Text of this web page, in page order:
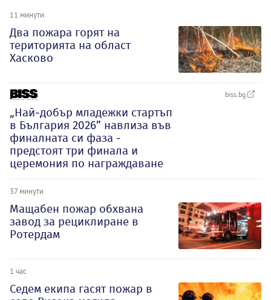
11 минути
Два пожара горят на
територията на област
Хасково
biss.bg
„Най-добър младежки стартъп
в България 2026” навлиза във
финалната си фаза -
предстоят три финала и
церемония по награждаване
37 минути
Мащабен пожар обхвана
завод за рециклиране в
Ротердам
1 час
Седем екипа гасят пожар в